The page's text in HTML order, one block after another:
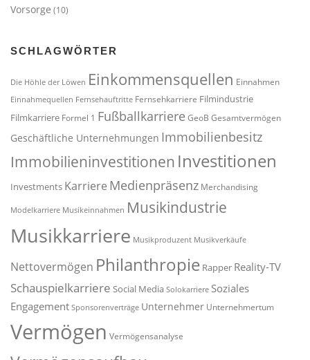
Vorsorge (10)
SCHLAGWÖRTER
Die Höhle der Löwen Einkommensquellen Einnahmen
Einnahmequellen Fernsehauftritte Fernsehkarriere Filmindustrie
Filmkarriere Formel 1 Fußballkarriere GeoB Gesamtvermögen
Geschäftliche Unternehmungen Immobilienbesitz
Immobilieninvestitionen Investitionen
Investments Karriere Medienpräsenz Merchandising
Modelkarriere Musikeinnahmen Musikindustrie
Musikkarriere Musikproduzent Musikverkäufe
Nettovermögen Philanthropie Rapper Reality-TV
Schauspielkarriere Social Media Solokarriere Soziales
Engagement Sponsorenverträge Unternehmer Unternehmertum
Vermögen Vermögensanalyse